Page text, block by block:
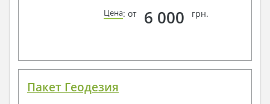
Цена: от 6 000 грн.
Пакет Геодезия